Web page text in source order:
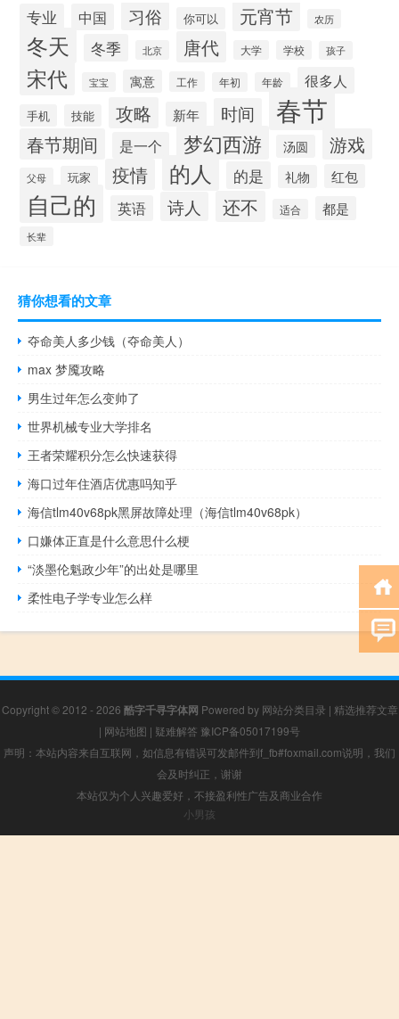
专业 中国 习俗 你可以 元宵节 农历
冬天 冬季 北京 唐代 大学 学校 孩子
宋代 宝宝 寓意 工作 年初 年龄 很多人
手机 技能 攻略 新年 时间 春节
春节期间 是一个 梦幻西游 汤圆 游戏
父母 玩家 疫情 的人 的是 礼物 红包
自己的 英语 诗人 还不 适合 都是
长辈
猜你想看的文章
夺命美人多少钱（夺命美人）
max 梦魇攻略
男生过年怎么变帅了
世界机械专业大学排名
王者荣耀积分怎么快速获得
海口过年住酒店优惠吗知乎
海信tlm40v68pk黑屏故障处理（海信tlm40v68pk）
口嫌体正直是什么意思什么梗
“淡墨伦魁政少年”的出处是哪里
柔性电子学专业怎么样
Copyright © 2012 - 2026 酷字千寻字体网 Powered by 网站分类目录 | 精选推荐文章
| 网站地图 | 疑难解答 豫ICP备05017199号
声明：本站内容来自互联网，如信息有错误可发邮件到f_fb#foxmail.com说明，我们
会及时纠正，谢谢
本站仅为个人兴趣爱好，不接盈利性广告及商业合作
小男孩